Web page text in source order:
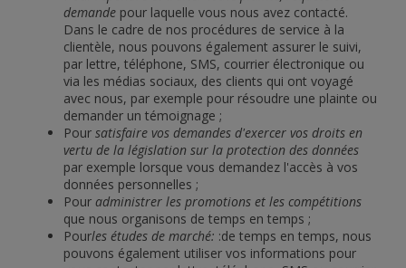
demande pour laquelle vous nous avez contacté.
Dans le cadre de nos procédures de service à la
clientèle, nous pouvons également assurer le suivi,
par lettre, téléphone, SMS, courrier électronique ou
via les médias sociaux, des clients qui ont voyagé
avec nous, par exemple pour résoudre une plainte ou
demander un témoignage ;
Pour satisfaire vos demandes d'exercer vos droits en
vertu de la législation sur la protection des données
par exemple lorsque vous demandez l'accès à vos
données personnelles ;
Pour administrer les promotions et les compétitions
que nous organisons de temps en temps ;
Pourles études de marché: :de temps en temps, nous
pouvons également utiliser vos informations pour